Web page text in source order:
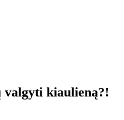
valgyti kiaulieną?!